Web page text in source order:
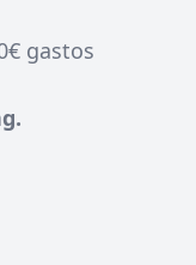
gastos